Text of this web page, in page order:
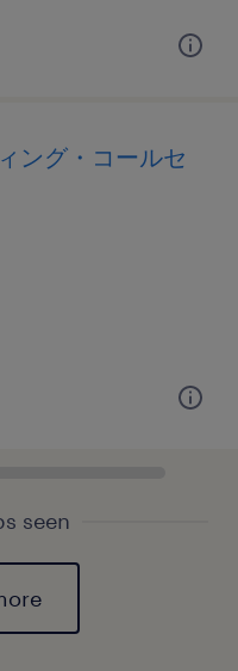
ング・コールセ
seen